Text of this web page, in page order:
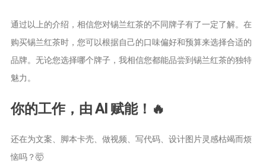
通过以上的介绍，相信您对锡兰红茶的不同牌子有了一定了解。在
购买锡兰红茶时，您可以根据自己的口味偏好和预算来选择合适的
品牌。无论您选择哪个牌子，我相信您都能品尝到锡兰红茶的独特
魅力。
你的工作，由 AI 赋能！🔥
还在为文案、脚本卡壳、做视频、写代码、设计图片灵感枯竭而烦
恼吗？🤯